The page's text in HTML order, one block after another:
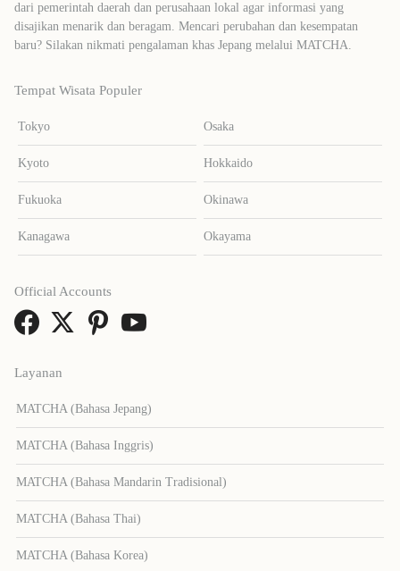
dari pemerintah daerah dan perusahaan lokal agar informasi yang
disajikan menarik dan beragam. Mencari perubahan dan kesempatan
baru? Silakan nikmati pengalaman khas Jepang melalui MATCHA.
Tempat Wisata Populer
Tokyo Osaka
Kyoto Hokkaido
Fukuoka Okinawa
Kanagawa Okayama
Layanan
MATCHA (Bahasa Jepang)
MATCHA (Bahasa Inggris)
MATCHA (Bahasa Mandarin Tradisional)
MATCHA (Bahasa Thai)
MATCHA (Bahasa Korea)
Official Accounts